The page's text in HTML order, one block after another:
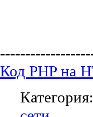
Код PHP на